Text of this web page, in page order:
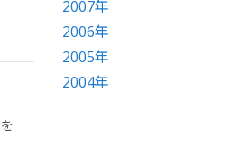
2007年
2006年
2005年
2004年